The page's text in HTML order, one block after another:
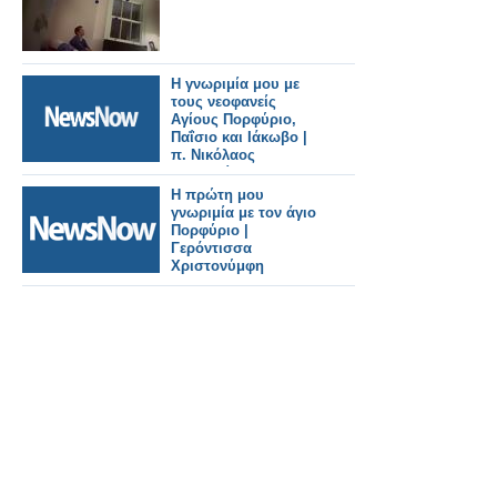
Η γνωριμία μου με
τους νεοφανείς
Αγίους Πορφύριο,
Παΐσιο και Ιάκωβο |
π. Νικόλαος
Λουδοβίκος
Η πρώτη μου
γνωριμία με τον άγιο
Πορφύριο |
Γερόντισσα
Χριστονύμφη